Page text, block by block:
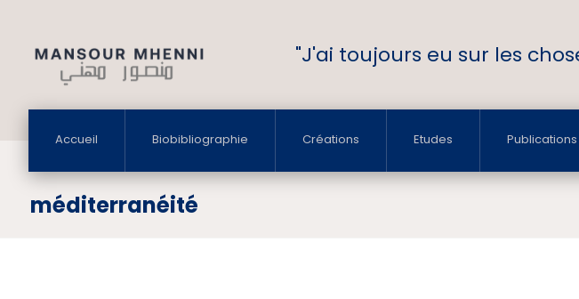
"J'ai toujours eu sur les
Accueil Biobibliographie Créations Etudes Publications
méditerranéité